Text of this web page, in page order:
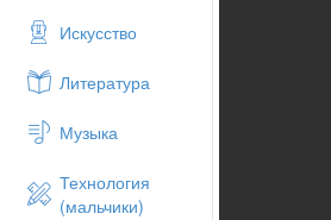
Искусство
Литература
Музыка
Технология
(мальчики)